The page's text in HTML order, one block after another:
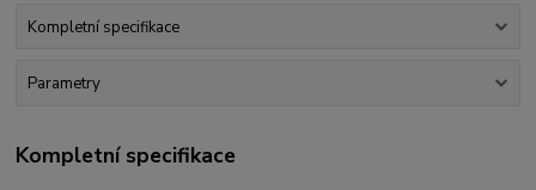
Kompletní specifikace
Parametry
Kompletní specifikace